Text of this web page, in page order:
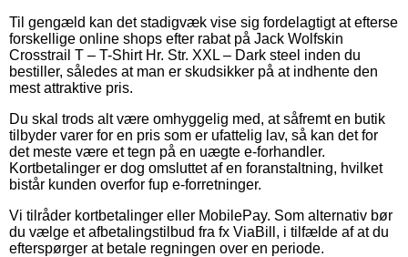
Til gengæld kan det stadigvæk vise sig fordelagtigt at efterse
forskellige online shops efter rabat på Jack Wolfskin
Crosstrail T – T-Shirt Hr. Str. XXL – Dark steel inden du
bestiller, således at man er skudsikker på at indhente den
mest attraktive pris.
Du skal trods alt være omhyggelig med, at såfremt en butik
tilbyder varer for en pris som er ufattelig lav, så kan det for
det meste være et tegn på en uægte e-forhandler.
Kortbetalinger er dog omsluttet af en foranstaltning, hvilket
bistår kunden overfor fup e-forretninger.
Vi tilråder kortbetalinger eller MobilePay. Som alternativ bør
du vælge et afbetalingstilbud fra fx ViaBill, i tilfælde af at du
efterspørger at betale regningen over en periode.